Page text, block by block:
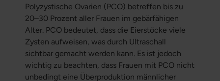
Polyzystische Ovarien (PCO) betreffen bis zu
20–30 Prozent aller Frauen im gebärfähigen
Alter. PCO bedeutet, dass die Eierstöcke viele
Zysten aufweisen, was durch Ultraschall
sichtbar gemacht werden kann. Es ist jedoch
wichtig zu beachten, dass Frauen mit PCO nicht
unbedingt eine Überproduktion männlicher